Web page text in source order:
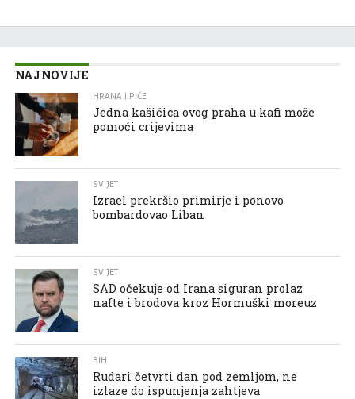
NAJNOVIJE
HRANA I PIĆE
Jedna kašičica ovog praha u kafi može
pomoći crijevima
SVIJET
Izrael prekršio primirje i ponovo
bombardovao Liban
SVIJET
SAD očekuje od Irana siguran prolaz
nafte i brodova kroz Hormuški moreuz
BIH
Rudari četvrti dan pod zemljom, ne
izlaze do ispunjenja zahtjeva